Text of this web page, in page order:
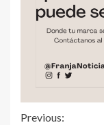
Previous: